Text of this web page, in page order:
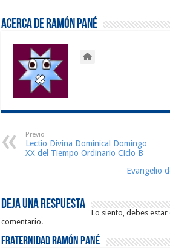
Acerca de Ramón Pané
Previo
Lectio Divina Dominical Domingo
XX del Tiempo Ordinario Ciclo B
Evangelio
Deja una respuesta
Lo siento, debes estar
comentario.
Fraternidad Ramón Pané